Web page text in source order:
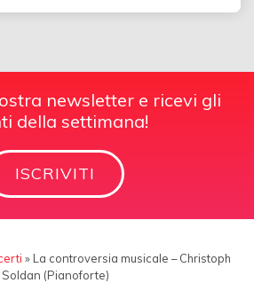
newsletter e ricevi gli
della settimana!
ISCRIVITI
» La controversia musicale – Christoph
Soldan (Pianoforte)